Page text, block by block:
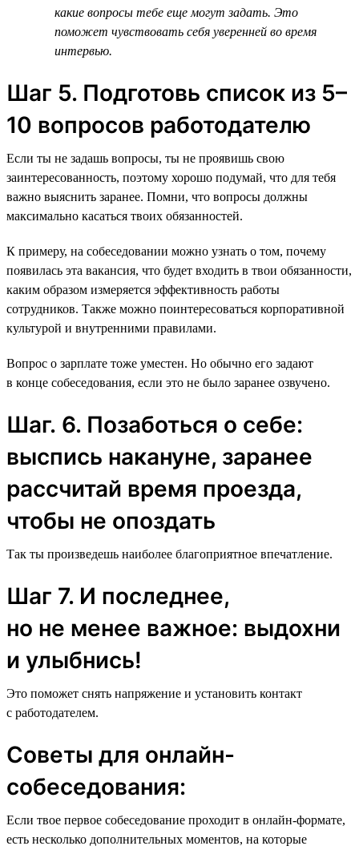
какие вопросы тебе еще могут задать. Это
поможет чувствовать себя уверенней во время
интервью.
Шаг 5. Подготовь список из 5–
10 вопросов работодателю
Если ты не задашь вопросы, ты не проявишь свою
заинтересованность, поэтому хорошо подумай, что для тебя
важно выяснить заранее. Помни, что вопросы должны
максимально касаться твоих обязанностей.
К примеру, на собеседовании можно узнать о том, почему
появилась эта вакансия, что будет входить в твои обязанности,
каким образом измеряется эффективность работы
сотрудников. Также можно поинтересоваться корпоративной
культурой и внутренними правилами.
Вопрос о зарплате тоже уместен. Но обычно его задают
в конце собеседования, если это не было заранее озвучено.
Шаг. 6. Позаботься о себе:
выспись накануне, заранее
рассчитай время проезда,
чтобы не опоздать
Так ты произведешь наиболее благоприятное впечатление.
Шаг 7. И последнее,
но не менее важное: выдохни
и улыбнись!
Это поможет снять напряжение и установить контакт
с работодателем.
Советы для онлайн-
собеседования:
Если твое первое собеседование проходит в онлайн-формате,
есть несколько дополнительных моментов, на которые